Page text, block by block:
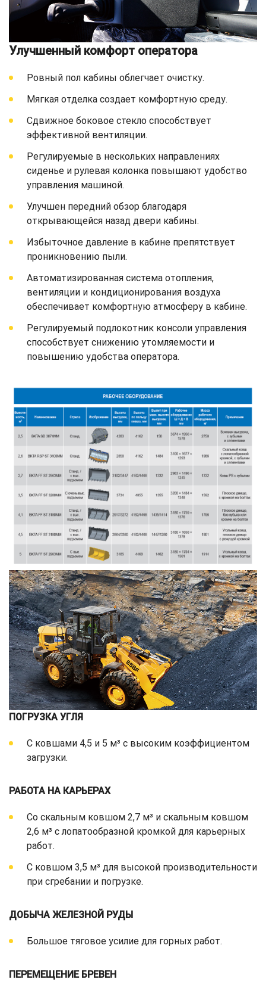
Улучшенный комфорт оператора
Ровный пол кабины облегчает очистку.
Мягкая отделка создает комфортную среду.
Сдвижное боковое стекло способствует
эффективной вентиляции.
Регулируемые в нескольких направлениях
сиденье и рулевая колонка повышают удобство
управления машиной.
Улучшен передний обзор благодаря
открывающейся назад двери кабины.
Избыточное давление в кабине препятствует
проникновению пыли.
Автоматизированная система отопления,
вентиляции и кондиционирования воздуха
обеспечивает комфортную атмосферу в кабине.
Регулируемый подлокотник консоли управления
способствует снижению утомляемости и
повышению удобства оператора.
ПОГРУЗКА УГЛЯ
С ковшами 4,5 и 5 м³ с высоким коэффициентом
загрузки.
РАБОТА НА КАРЬЕРАХ
Со скальным ковшом 2,7 м³ и скальным ковшом
2,6 м³ с лопатообразной кромкой для карьерных
работ.
С ковшом 3,5 м³ для высокой производительности
при сгребании и погрузке.
ДОБЫЧА ЖЕЛЕЗНОЙ РУДЫ
Большое тяговое усилие для горных работ.
ПЕРЕМЕЩЕНИЕ БРЕВЕН